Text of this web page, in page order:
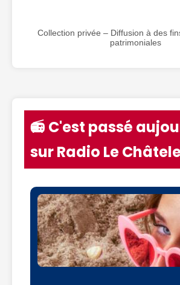
Collection privée – Diffusion à des
patrimoniales
📻 C'est passé
sur Radio Le